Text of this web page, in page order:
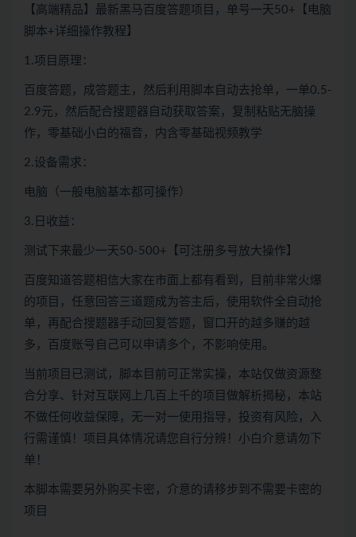
【高端精品】最新黑马百度答题项目，单号一天50+【电脑
脚本+详细操作教程】
1.项目原理：
百度答题，成答题主，然后利用脚本自动去抢单，一单0.5-
2.9元，然后配合搜题器自动获取答案，复制粘贴无脑操
作，零基础小白的福音，内含零基础视频教学
2.设备需求：
电脑（一般电脑基本都可操作）
3.日收益：
测试下来最少一天50-500+【可注册多号放大操作】
百度知道答题相信大家在市面上都有看到，目前非常火爆
的项目，任意回答三道题成为答主后，使用软件全自动抢
单，再配合搜题器手动回复答题，窗口开的越多赚的越
多，百度账号自己可以申请多个，不影响使用。
当前项目已测试，脚本目前可正常实操，本站仅做资源整
合分享、针对互联网上几百上千的项目做解析揭秘，本站
不做任何收益保障，无一对一使用指导，投资有风险，入
行需谨慎！项目具体情况请您自行分辨！小白介意请勿下
单！
本脚本需要另外购买卡密，介意的请移步到不需要卡密的
项目